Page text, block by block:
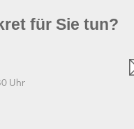
für Sie tun?
Uhr